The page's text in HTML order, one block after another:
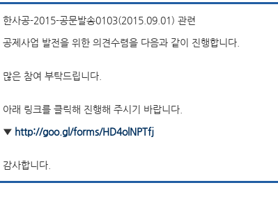
한사공-2015-공문발송0103(2015.09.01) 관련
공제사업 발전을 위한 의견수렴을 다음과 같이 진행합니다.
많은 참여 부탁드립니다.
아래 링크를 클릭해 진행해 주시기 바랍니다.
▼ http://goo.gl/forms/HD4olNPTfj
감사합니다.